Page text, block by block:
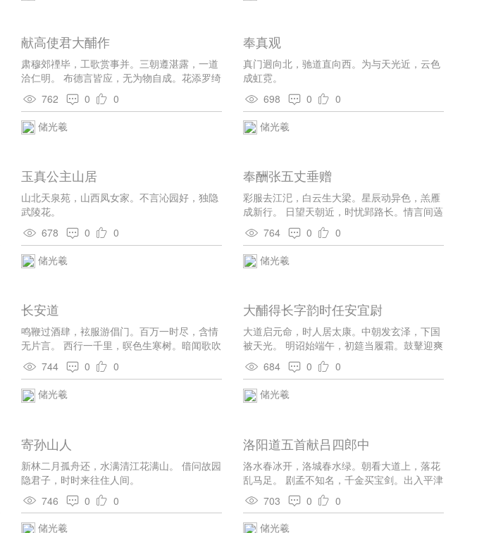
献高使君大酺作
肃穆郊禋毕，工歌赏事并。三朝遵湛露，一道
洽仁明。 布德言皆应，无为物自成。花添罗绮
色，莺乱管弦声。 独有同高唱，空陪乐太平。
762 0
0
储光羲
奉真观
真门迥向北，驰道直向西。为与天光近，云色
成虹霓。
698
0
0
储光羲
玉真公主山居
山北天泉苑，山西凤女家。不言沁园好，独隐
武陵花。
678
0
0
储光羲
奉酬张五丈垂赠
彩服去江汜，白云生大梁。星辰动异色，羔雁
成新行。 日望天朝近，时忧郢路长。情言间薖
轴，惠念及沧浪。 松柏以之茂，江湖亦自忘。
贾生方吊屈，岂敢比南昌。
764 0
0
储光羲
长安道
鸣鞭过酒肆，袨服游倡门。百万一时尽，含情
无片言。 西行一千里，暝色生寒树。暗闻歌吹
声，知是长安路。
744 0
0
储光羲
大酺得长字韵时任安宜尉
大道启元命，时人居太康。中朝发玄泽，下国
被天光。 明诏始端午，初筵当履霜。鼓鼙迎爽
气，羽籥映新阳。 太守即悬圃，淮夷成葆疆。
小臣惭下位，拜手颂灵长。
684 0
0
储光羲
寄孙山人
新林二月孤舟还，水满清江花满山。 借问故园
隐君子，时时来往住人间。
746
0
0
储光羲
洛阳道五首献吕四郎中
洛水春冰开，洛城春水绿。朝看大道上，落花
乱马足。 剧孟不知名，千金买宝剑。出入平津
邸，自言娇且艳。 大道直如发，春日佳气多。
五陵贵公子，双双鸣玉珂。 春风二月时，道傍
柳堪把。上枝覆官阁，下枝覆车马。 洛水照千
703 0
0
储光羲